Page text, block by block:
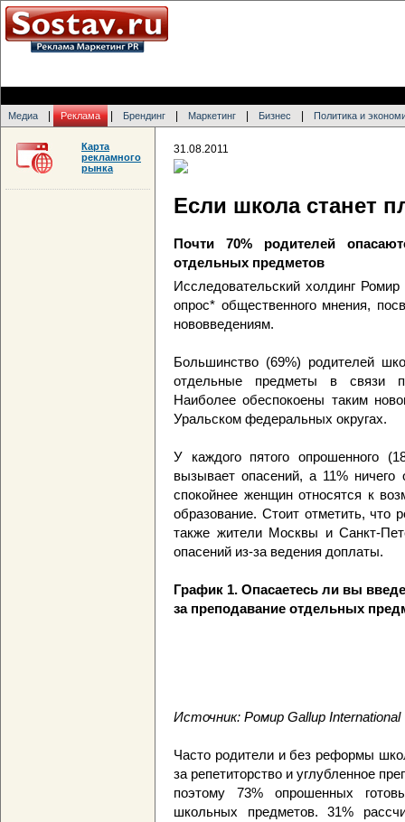
Медиа Реклама Брендинг Маркетинг Бизнес Политика и
31.08.2011
Если школа станет
Почти 70% родителей
отдельных предметов
Исследовательский холдинг
опрос* общественного мнения,
нововведениям.
Большинство (69%) родителей
отдельные предметы в связи
Наиболее обеспокоены таким
Уральском федеральных округах.
У каждого пятого опрошенного
вызывает опасений, а 11%
спокойнее женщин относятся к
образование. Стоит отметить, что
также жители Москвы и Санкт-
опасений из-за ведения доплаты.
График 1. Опасаетесь ли вы
за преподавание отдельных
Источник: Ромир Gallup International
Часто родители и без реформы
за репетиторство и углубленное
поэтому 73% опрошенных
школьных предметов. 31%
Карта
рекламного
рынка